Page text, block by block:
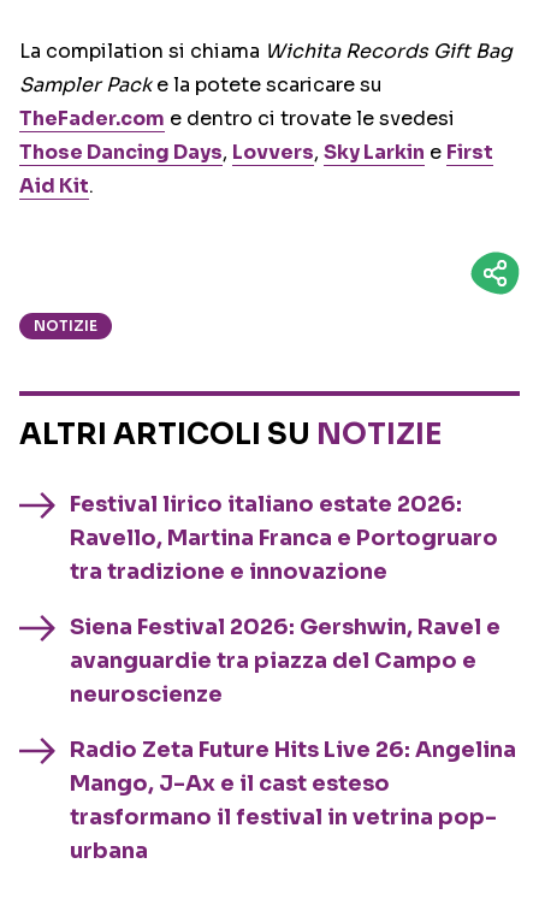
La compilation si chiama Wichita Records Gift Bag
Sampler Packe la potete scaricare su
TheFader.com e dentro ci trovate le svedesi
Those Dancing Days, Lovvers, Sky Larkin e First
Aid Kit.
NOTIZIE
ALTRI ARTICOLI SU NOTIZIE
Festival lirico italiano estate 2026:
Ravello, Martina Franca e Portogruaro
tra tradizione e innovazione
Siena Festival 2026: Gershwin, Ravel e
avanguardie tra piazza del Campo e
neuroscienze
Radio Zeta Future Hits Live 26: Angelina
Mango, J-Ax e il cast esteso
trasformano il festival in vetrina pop-
urbana